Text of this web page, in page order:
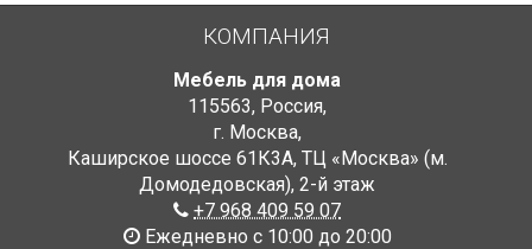
КОМПАНИЯ
Мебель для дома
115563, Россия,
г. Москва,
Каширское шоссе 61К3А, ТЦ «Москва» (м.
Домодедовская), 2-й этаж
+7 968 409 59 07
Ежедневно с 10:00 до 20:00